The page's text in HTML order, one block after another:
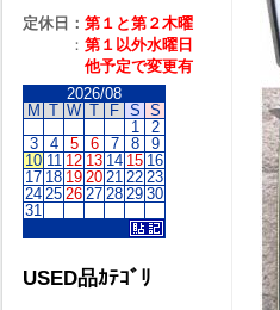
定休日： 第１と第２木曜
： 第１以外水曜日
他予定で変更有
2026/08
M T W T F S S
1
2
3
4 5 6 7 8
9
10 11 12 13 14 15 16
17 18 19 20 21 22 23
24 25 26 27 28 29 30
31
USED品ｶﾃｺﾞﾘ